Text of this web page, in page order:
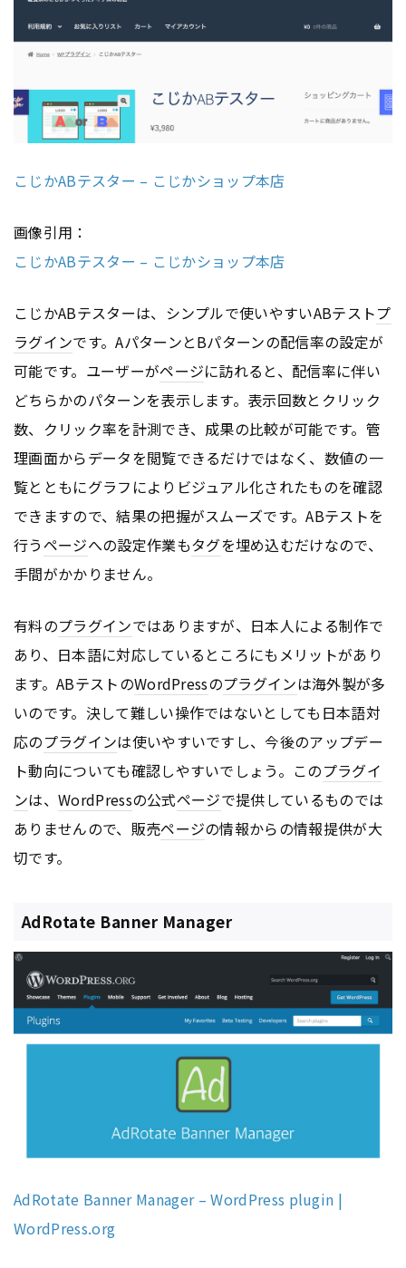
こじかABテスター – こじかショップ本店
画像引用：
こじかABテスター – こじかショップ本店
こじかABテスターは、シンプルで使いやすいABテストプ
ラグインです。AパターンとBパターンの配信率の設定が
可能です。ユーザーがページに訪れると、配信率に伴い
どちらかのパターンを表示します。表示回数とクリック
数、クリック率を計測でき、成果の比較が可能です。管
理画面からデータを閲覧できるだけではなく、数値の一
覧とともにグラフによりビジュアル化されたものを確認
できますので、結果の把握がスムーズです。ABテストを
行うページへの設定作業もタグを埋め込むだけなので、
手間がかかりません。
有料のプラグインではありますが、日本人による制作で
あり、日本語に対応しているところにもメリットがあり
ます。ABテストのWordPressのプラグインは海外製が多
いのです。決して難しい操作ではないとしても日本語対
応のプラグインは使いやすいですし、今後のアップデー
ト動向についても確認しやすいでしょう。このプラグイ
ンは、 WordPressの公式ページで提供しているものでは
ありませんので、販売ページの情報からの情報提供が大
切です。
AdRotate Banner Manager
AdRotate Banner Manager – WordPress plugin |
WordPress.org